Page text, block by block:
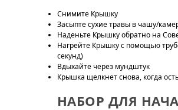
Снимите Крышку
Засыпте сухие травы в чашу/
Наденьте Крышку обратно на
Нагрейте Крышку с помощью
секунд)
Вдыхайте через мундштук
Крышка щелкнет снова, когда
НАБОР ДЛЯ